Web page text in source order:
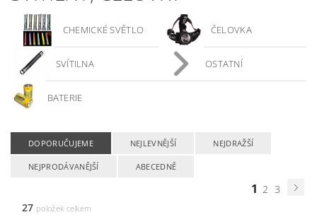
CHEMICKÉ SVĚTLO ČELOVKA
SVÍTILNA OSTATNÍ
BATERIE
DOPORUČUJEME NEJLEVNĚJŠÍ NEJDRAŽŠÍ
NEJPRODÁVANĚJŠÍ ABECEDNĚ
1 2 3
27 položek celkem